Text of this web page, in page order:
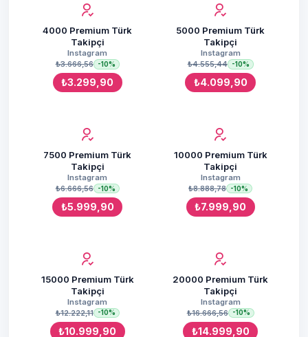
4000 Premium Türk
Takipçi
Instagram
₺3.666,56
-10%
₺3.299,90
5000 Premium Türk
Takipçi
Instagram
₺4.555,44
-10%
₺4.099,90
7500 Premium Türk
Takipçi
Instagram
₺6.666,56
-10%
₺5.999,90
10000 Premium Türk
Takipçi
Instagram
₺8.888,78 -10%
₺7.999,90
15000 Premium Türk
Takipçi
Instagram
₺12.222,11
-10%
₺10.999,90
20000 Premium Türk
Takipçi
Instagram
₺16.666,56
-10%
₺14.999,90